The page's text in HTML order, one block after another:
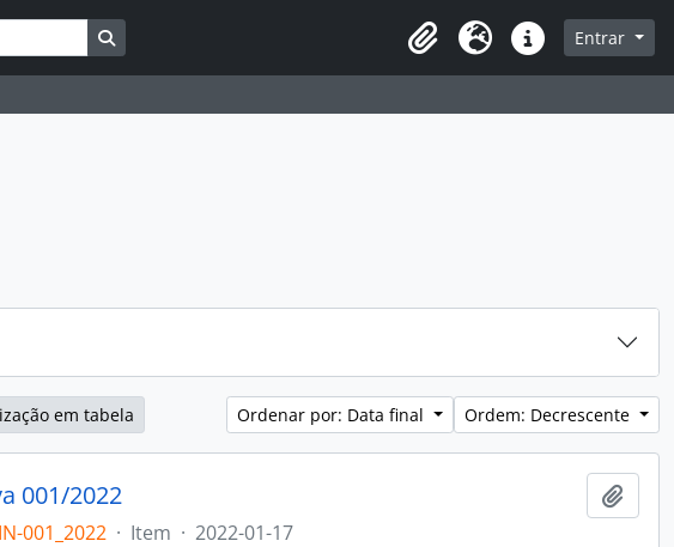
Busque na página de navegação
Idioma Atalhos Entrar
em tabela Ordenar por: Data final Ordem: Decrescente
001/2022
001_2022 · Item · 2022-01-17